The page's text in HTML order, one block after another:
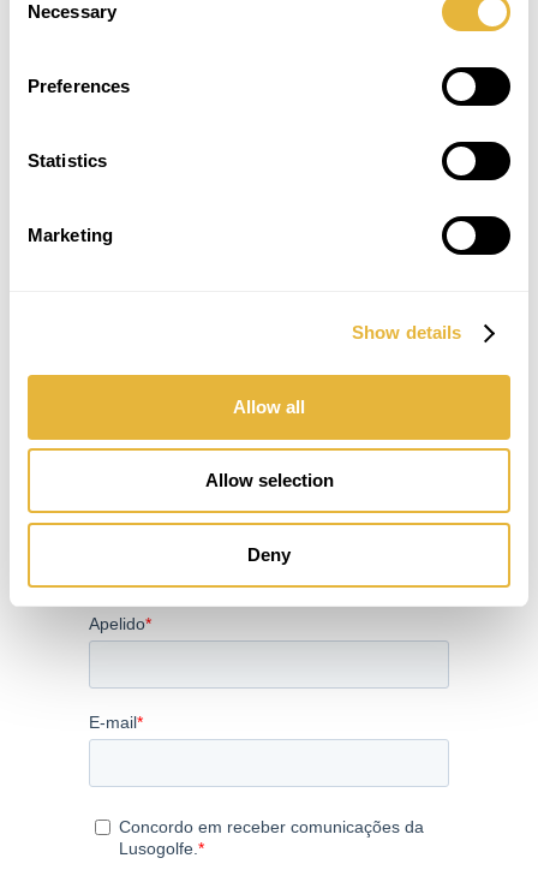
Selection
Necessary
Preferences
Statistics
Marketing
Show details
Allow all
Allow selection
Deny
SUBSCREVER NEWSLETTER